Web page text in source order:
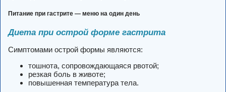
Питание при гастрите — меню на один день
Диета при острой форме гастрита
Симптомами острой формы являются:
тошнота, сопровождающаяся рвотой;
резкая боль в животе;
повышенная температура тела.